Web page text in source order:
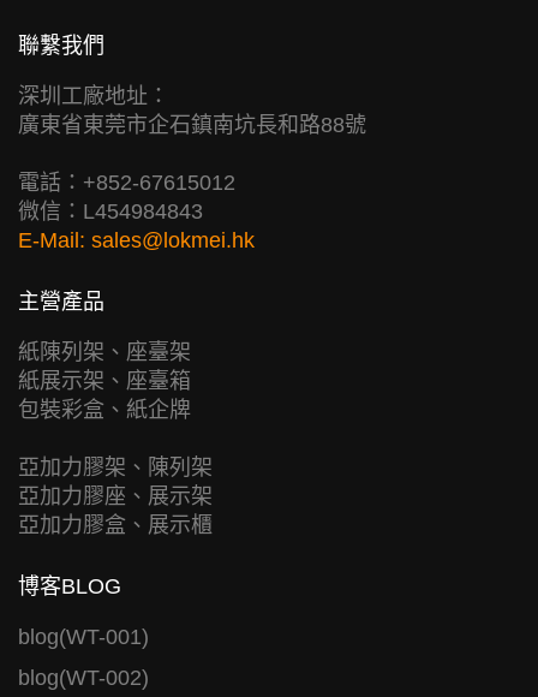
聯繫我們
深圳工廠地址：
廣東省東莞市企石鎮南坑長和路88號
電話：+852-67615012
微信：L454984843
E-Mail: sales@lokmei.hk
主營產品
紙陳列架、座臺架
紙展示架、座臺箱
包裝彩盒、紙企牌
亞加力膠架、陳列架
亞加力膠座、展示架
亞加力膠盒、展示櫃
博客BLOG
blog(WT-001)
blog(WT-002)